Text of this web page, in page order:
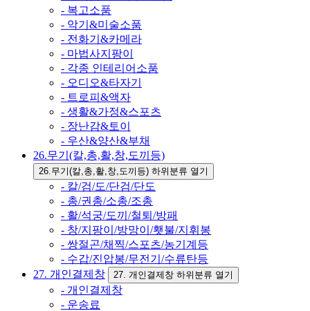
- 복고소품
- 악기&미술소품
- 전화기&카메라
- 마법사지팡이
- 각종 인테리어소품
- 오디오&타자기
- 트로피&액자
- 생활&가정&스포츠
- 장난감&토이
- 우산&양산&부채
26.무기(칼,총,활,창,도끼등)
26.무기(칼,총,활,창,도끼등) 하위분류 열기
- 칼/검/도/단검/단도
- 총/권총/소총/조총
- 활/석궁/도끼/철퇴/방패
- 창/지팡이/방망이/횃불/지휘봉
- 쌍절곤/채찍/스포츠/농기계등
- 수갑/진압봉/무전기/수류탄등
27. 개인결제창
27. 개인결제창 하위분류 열기
- 개인결제창
- 운송료